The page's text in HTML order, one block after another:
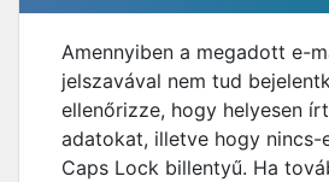
Amennyiben a megadott e-
jelszavával nem tud
ellenőrizze, hogy helyesen
adatokat, illetve hogy nincs-
Caps Lock billentyű. Ha